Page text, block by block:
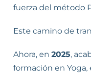
fuerza del método
Este camino de
Ahora, en2025,
formación en Yoga,